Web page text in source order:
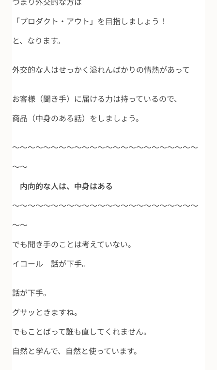
「プロダクト・アウト」を目指しましょう！
と、なります。
外交的な人はせっかく溢れんばかりの情熱があって
お客様（聞き手）に届ける力は持っているので、
商品（中身のある話）をしましょう。
～～～～～～～～～～～～～～～～～～～～～～～～
～～
内向的な人は、中身はある
～～～～～～～～～～～～～～～～～～～～～～～～
～～
でも聞き手のことは考えていない。
イコール 話が下手。
話が下手。
グサッときますね。
でもことばって誰も直してくれません。
自然と学んで、自然と使っています。